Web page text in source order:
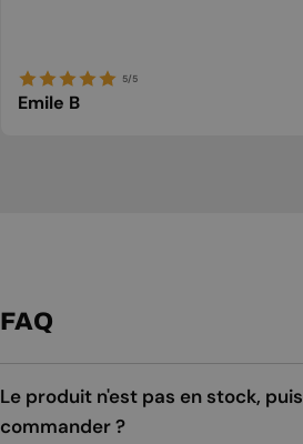
5/5
Emile B
FAQ
Le produit n'est pas en stock,
commander ?